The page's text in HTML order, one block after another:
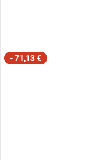
- 71,13 €